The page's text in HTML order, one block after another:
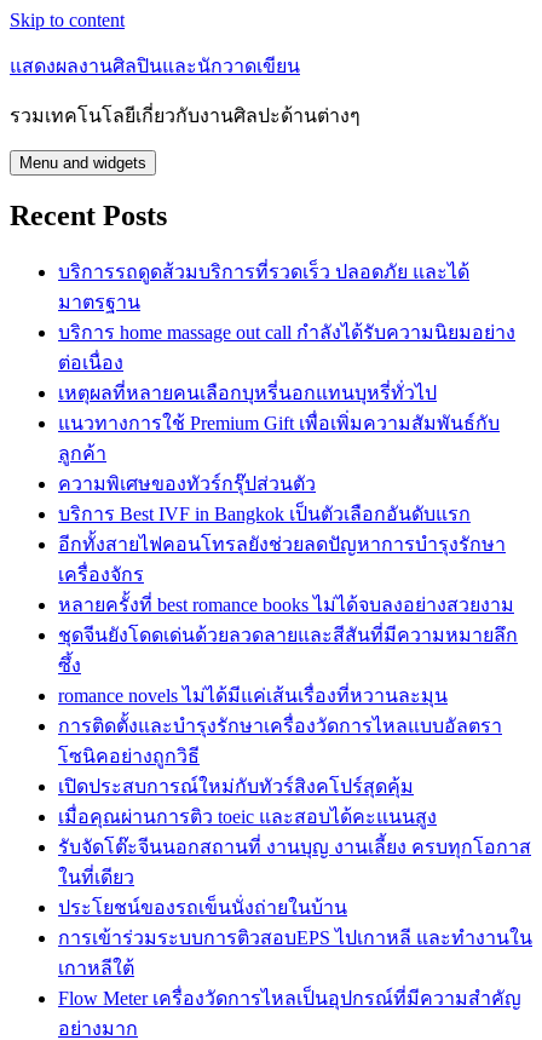
Skip to content
แสดงผลงานศิลปินและนักวาดเขียน
รวมเทคโนโลยีเกี่ยวกับงานศิลปะด้านต่างๆ
Menu and widgets
Recent Posts
บริการรถดูดส้วมบริการที่รวดเร็ว ปลอดภัย และได้
มาตรฐาน
บริการ home massage out call กำลังได้รับความนิยมอย่าง
ต่อเนื่อง
เหตุผลที่หลายคนเลือกบุหรี่นอกแทนบุหรี่ทั่วไป
แนวทางการใช้ Premium Gift เพื่อเพิ่มความสัมพันธ์กับ
ลูกค้า
ความพิเศษของทัวร์กรุ๊ปส่วนตัว
บริการ Best IVF in Bangkok เป็นตัวเลือกอันดับแรก
อีกทั้งสายไฟคอนโทรลยังช่วยลดปัญหาการบำรุงรักษา
เครื่องจักร
หลายครั้งที่ best romance books ไม่ได้จบลงอย่างสวยงาม
ชุดจีนยังโดดเด่นด้วยลวดลายและสีสันที่มีความหมายลึก
ซึ้ง
romance novels ไม่ได้มีแค่เส้นเรื่องที่หวานละมุน
การติดตั้งและบำรุงรักษาเครื่องวัดการไหลแบบอัลตรา
โซนิคอย่างถูกวิธี
เปิดประสบการณ์ใหม่กับทัวร์สิงคโปร์สุดคุ้ม
เมื่อคุณผ่านการติว toeic และสอบได้คะแนนสูง
รับจัดโต๊ะจีนนอกสถานที่ งานบุญ งานเลี้ยง ครบทุกโอกาส
ในที่เดียว
ประโยชน์ของรถเข็นนั่งถ่ายในบ้าน
การเข้าร่วมระบบการติวสอบEPS ไปเกาหลี และทำงานใน
เกาหลีใต้
Flow Meter เครื่องวัดการไหลเป็นอุปกรณ์ที่มีความสำคัญ
อย่างมาก